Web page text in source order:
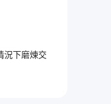
況下磨煉交